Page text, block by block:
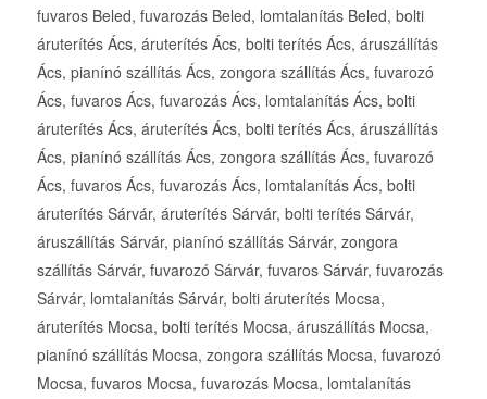
fuvaros Beled, fuvarozás Beled, lomtalanítás Beled, bolti
áruterítés Ács, áruterítés Ács, bolti terítés Ács, áruszállítás
Ács, pianínó szállítás Ács, zongora szállítás Ács, fuvarozó
Ács, fuvaros Ács, fuvarozás Ács, lomtalanítás Ács, bolti
áruterítés Ács, áruterítés Ács, bolti terítés Ács, áruszállítás
Ács, pianínó szállítás Ács, zongora szállítás Ács, fuvarozó
Ács, fuvaros Ács, fuvarozás Ács, lomtalanítás Ács, bolti
áruterítés Sárvár, áruterítés Sárvár, bolti terítés Sárvár,
áruszállítás Sárvár, pianínó szállítás Sárvár, zongora
szállítás Sárvár, fuvarozó Sárvár, fuvaros Sárvár, fuvarozás
Sárvár, lomtalanítás Sárvár, bolti áruterítés Mocsa,
áruterítés Mocsa, bolti terítés Mocsa, áruszállítás Mocsa,
pianínó szállítás Mocsa, zongora szállítás Mocsa, fuvarozó
Mocsa, fuvaros Mocsa, fuvarozás Mocsa, lomtalanítás